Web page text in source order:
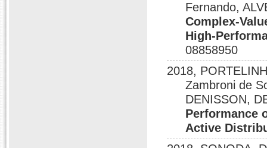
Fernando,
Complex-
High-
08858950
2018,
Zambroni de
DENISSON,
Performance
Active